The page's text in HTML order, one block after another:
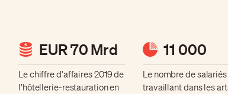
EUR 70 Mrd
Le chiffre d'affaires 2019 de
l'hôtellerie-restauration en
11 000
Le nombre de salariés
travaillant dans les